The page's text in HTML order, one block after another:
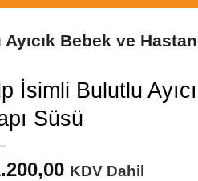
Bebek ve
İsimli Bulutlu
Süsü
KDV Dahil